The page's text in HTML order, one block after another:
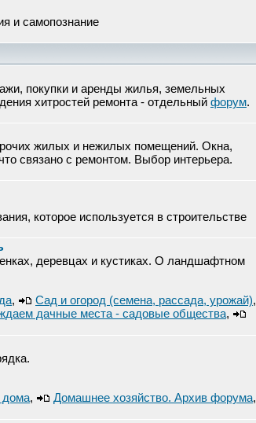
и самопознание
покупки и аренды жилья, земельных
хитростей ремонта - отдельный форум.
жилых и нежилых помещений. Окна,
связано с ремонтом. Выбор интерьера.
которое используется в строительстве
деревцах и кустиках. О ландшафтном
, Сад и огород (семена, рассада, урожай),
дачные места - садовые общества,
дома, Домашнее хозяйство. Архив форума,